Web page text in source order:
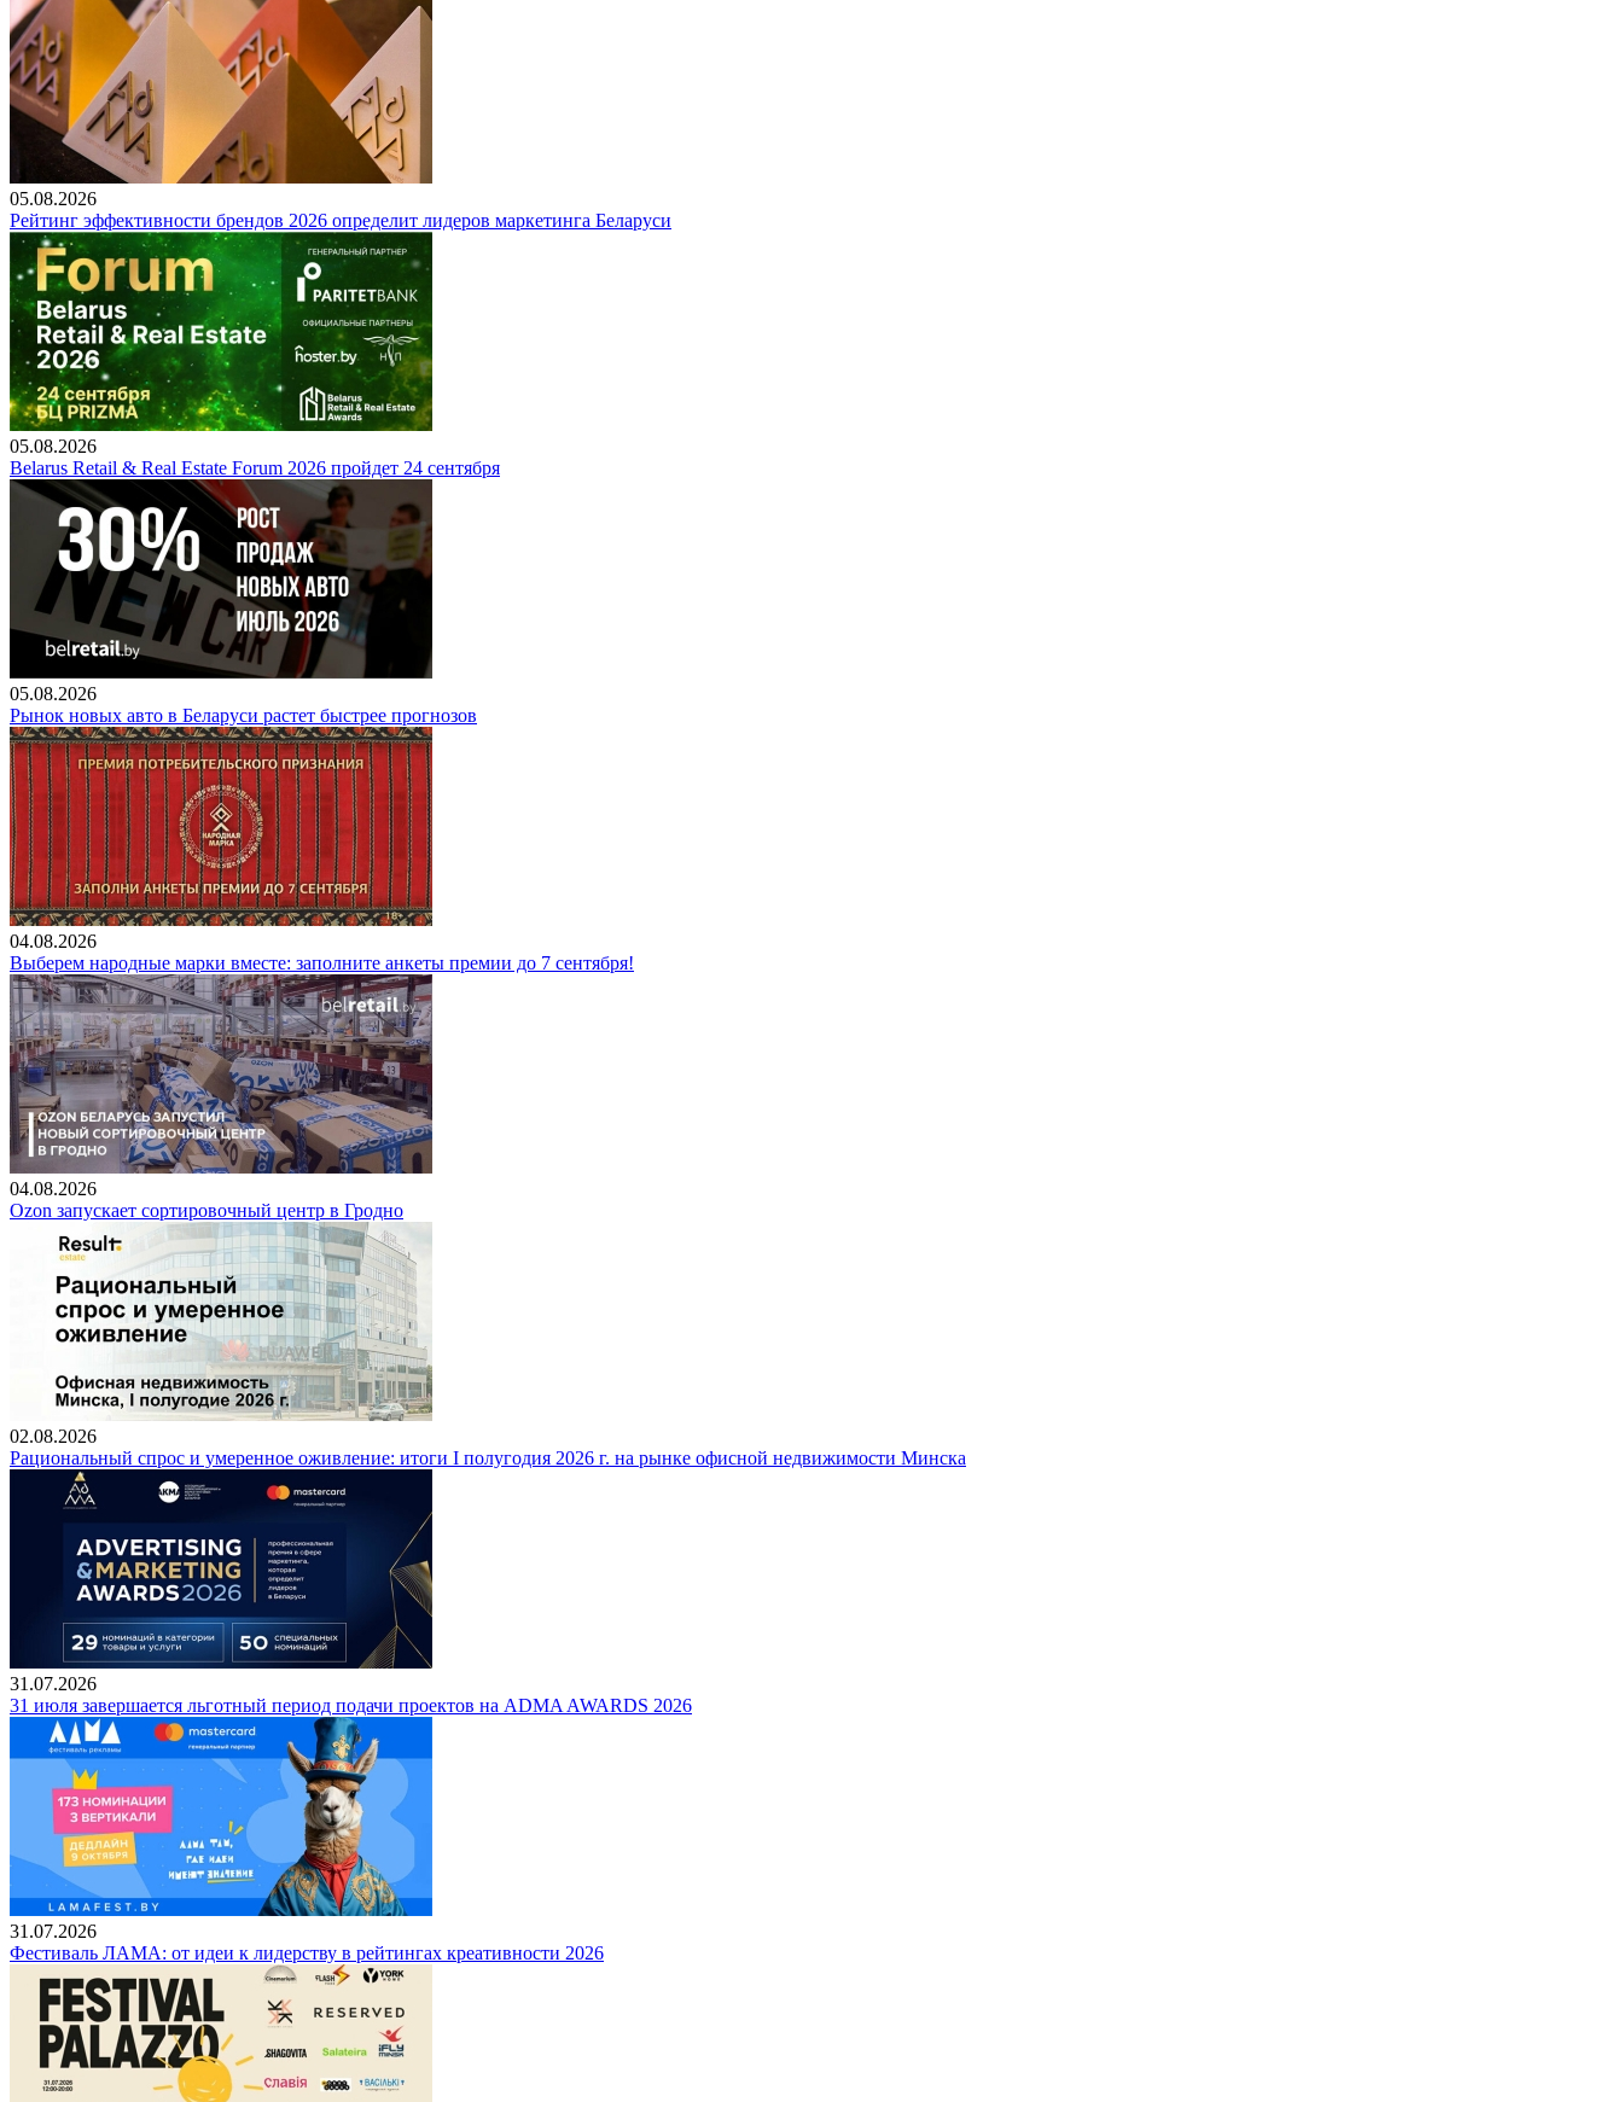
05.08.2026
Рейтинг эффективности брендов 2026 определит лидеров маркетинга Беларуси
05.08.2026
Belarus Retail & Real Estate Forum 2026 пройдет 24 сентября
05.08.2026
Рынок новых авто в Беларуси растет быстрее прогнозов
04.08.2026
Выберем народные марки вместе: заполните анкеты премии до 7 сентября!
04.08.2026
Ozon запускает сортировочный центр в Гродно
02.08.2026
Рациональный спрос и умеренное оживление: итоги I полугодия 2026 г. на рынке офисной недвижимости Минска
31.07.2026
31 июля завершается льготный период подачи проектов на ADMA AWARDS 2026
31.07.2026
Фестиваль ЛАМА: от идеи к лидерству в рейтингах креативности 2026